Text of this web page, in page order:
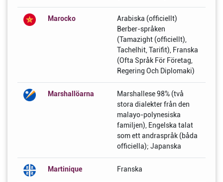
Marocko
Arabiska (officiellt)
Berber-språken
(Tamazight (officiellt),
Tachelhit, Tarifit), Franska
(Ofta Språk För Företag,
Regering Och Diplomaki)
Marshallöarna
Marshallese 98% (två
stora dialekter från den
malayo-polynesiska
familjen), Engelska talat
som ett andraspråk (båda
officiella); Japanska
Martinique Franska